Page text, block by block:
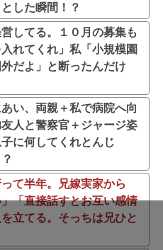
した瞬間！？
してる。１０月の募集も
れてくれ」私「小規模園
だよ」と断ったんだけ
い、両親＋私で病院へ向
人と警察官＋ジャージ姿
に何してくれとんじ
て半年。兄嫁実家から
「直接話すとお互い感情
立てる。そっちは兄ひと